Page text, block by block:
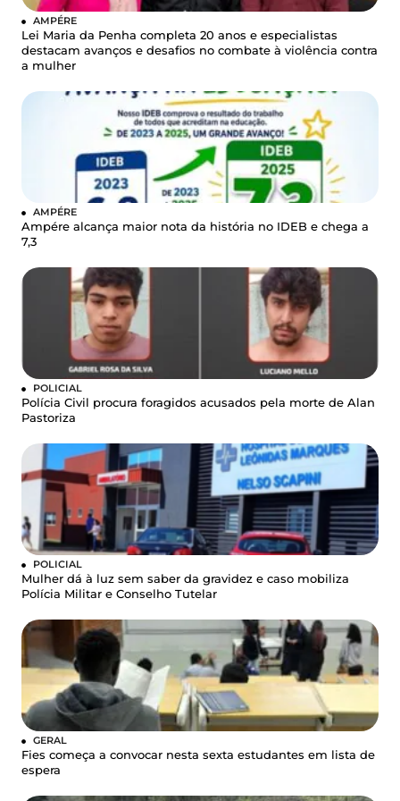
AMPÉRE
Lei Maria da Penha completa 20 anos e especialistas
destacam avanços e desafios no combate à violência contra
a mulher
AMPÉRE
Ampére alcança maior nota da história no IDEB e chega a
7,3
POLICIAL
Polícia Civil procura foragidos acusados pela morte de Alan
Pastoriza
POLICIAL
Mulher dá à luz sem saber da gravidez e caso mobiliza
Polícia Militar e Conselho Tutelar
GERAL
Fies começa a convocar nesta sexta estudantes em lista de
espera